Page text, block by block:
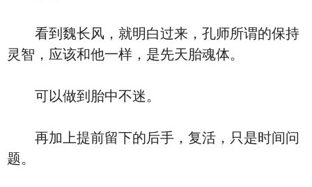
看到魏长风，就明白过来，孔师所谓的保持
灵智，应该和他一样，是先天胎魂体。
可以做到胎中不迷。
再加上提前留下的后手，复活，只是时间问
题。